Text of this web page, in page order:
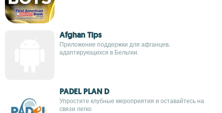
Afghan Tips
Приложение поддержки для афганцев,
адаптирующихся в Бельгии.
PADEL PLAN D
Упростите клубные мероприятия и оставайтесь на
связи легко